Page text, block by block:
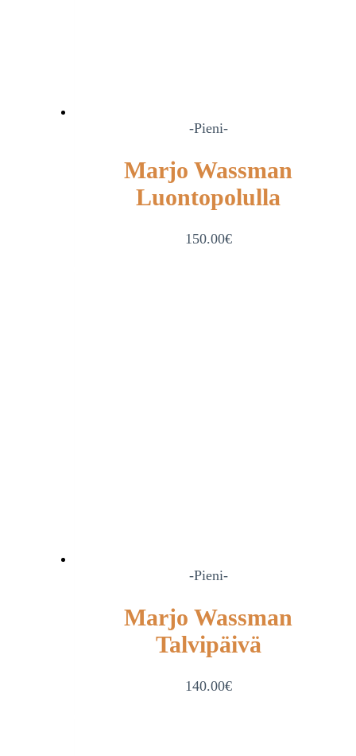
-Pieni-
Marjo Wassman
Luontopolulla
150.00€
-Pieni-
Marjo Wassman
Talvipäivä
140.00€